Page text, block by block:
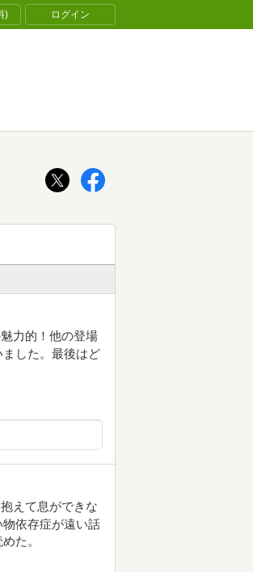
) ログイン
力的！他の登場
した。最後はど
えて息ができな
依存症が遠い話
た。